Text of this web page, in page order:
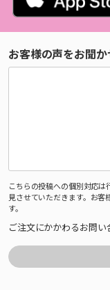
お客様の声をお聞
こちらの投稿への個別対応
見させていただきます。お客
す。
ご注文にかかわるお問い